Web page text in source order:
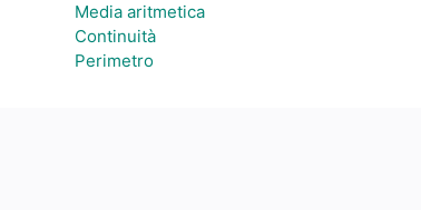
Media aritmetica
Continuità
Perimetro